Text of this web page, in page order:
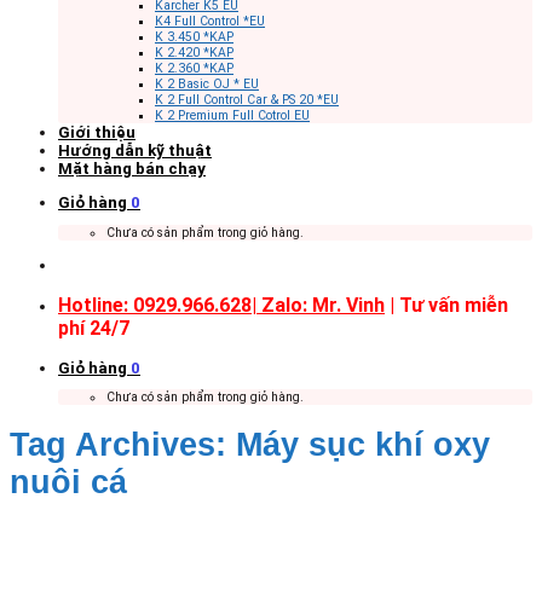
Karcher K5 EU
K4 Full Control *EU
K 3.450 *KAP
K 2.420 *KAP
K 2.360 *KAP
K 2 Basic OJ * EU
K 2 Full Control Car & PS 20 *EU
K 2 Premium Full Cotrol EU
Giới thiệu
Hướng dẫn kỹ thuật
Mặt hàng bán chạy
Giỏ hàng 0
Chưa có sản phẩm trong giỏ hàng.
Hotline: 0929.966.628| Zalo: Mr. Vinh | Tư vấn miễn
phí 24/7
Giỏ hàng 0
Chưa có sản phẩm trong giỏ hàng.
Tag Archives: Máy sục khí oxy
nuôi cá